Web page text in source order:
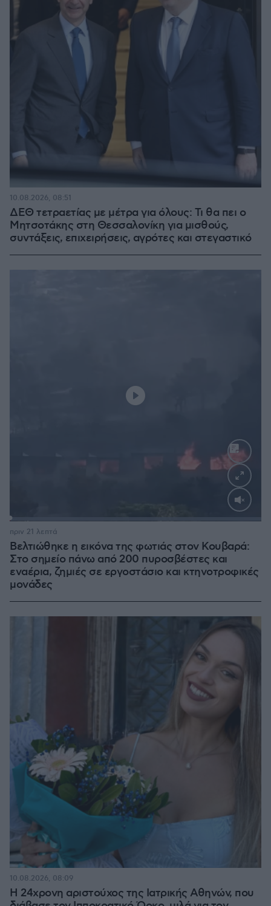
ΔΕΘ τετραετίας με μέτρα για όλους: Τι θα πει ο
Μητσοτάκης στη Θεσσαλονίκη για μισθούς,
συντάξεις, επιχειρήσεις, αγρότες και στεγαστικό
10.08.2026, 08:51
Loaded
Βελτιώθηκε η εικόνα της φωτιάς στον Κουβαρά:
Στο σημείο πάνω από 200 πυροσβέστες και
εναέρια, ζημιές σε εργοστάσιο και κτηνοτροφικές
μονάδες
πριν 21 λεπτά
Η 24χρονη αριστούχος της Ιατρικής Αθηνών, που
10.08.2026, 08:09